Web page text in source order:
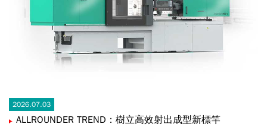
2026.07.03
ALLROUNDER TREND：樹立高效射出成型新標竿